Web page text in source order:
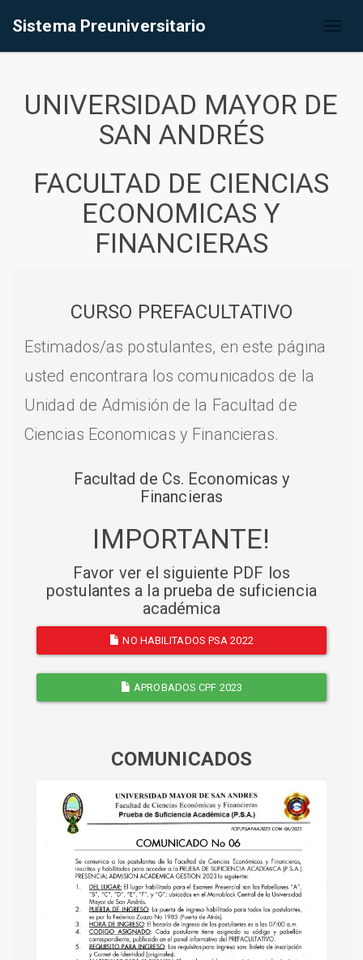
Sistema Preuniversitario
UNIVERSIDAD MAYOR DE
SAN ANDRÉS
FACULTAD DE CIENCIAS
ECONOMICAS Y
FINANCIERAS
CURSO PREFACULTATIVO
Estimados/as postulantes, en este página
usted encontrara los comunicados de la
Unidad de Admisión de la Facultad de
Ciencias Economicas y Financieras.
Facultad de Cs. Economicas y
Financieras
IMPORTANTE!
Favor ver el siguiente PDF los
postulantes a la prueba de suficiencia
académica
NO HABILITADOS PSA 2022
APROBADOS CPF 2023
COMUNICADOS